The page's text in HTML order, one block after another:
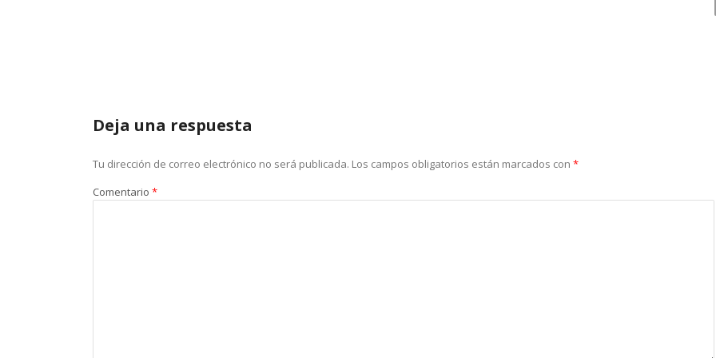
Deja una respuesta
Tu dirección de correo electrónico no será publicada. Los campos obligatorios están marcados con *
Comentario *